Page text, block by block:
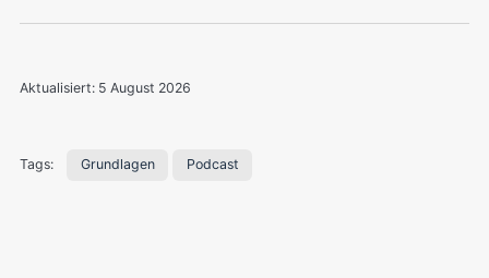
Aktualisiert: 5 August 2026
Tags: Grundlagen Podcast